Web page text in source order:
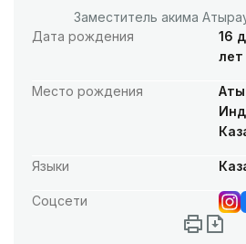
Заместитель акима
Дата рождения
16
лет
Место рождения
Языки
Соцсети